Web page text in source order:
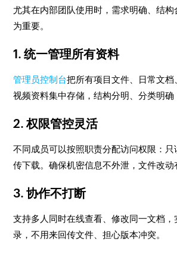
尤其在内部团队使用时，需求明确、结
为重要。
1. 统一管理所有资料
管理员控制台把所有项目文件、日常文
视频资料集中存储，结构分明、分类明确
2. 权限管控灵活
不同成员可以按照职责分配访问权限：只
传下载。确保机密信息不外泄，文件改动
3. 协作不打断
支持多人同时在线查看、修改同一文档
录，不用来回传文件、担心版本冲突。